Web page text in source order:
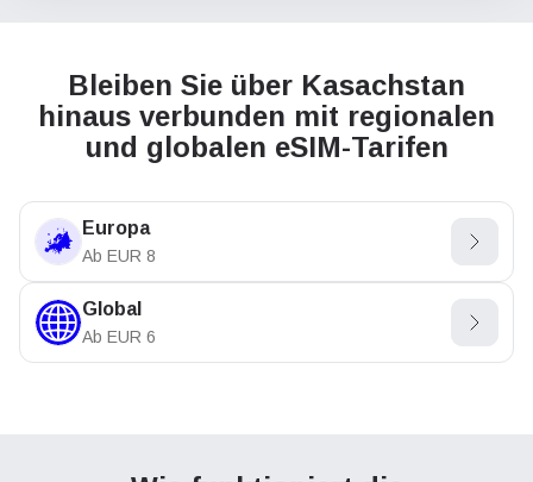
Bleiben Sie über Kasachstan
hinaus verbunden mit regionalen
und globalen eSIM-Tarifen
Europa
Ab EUR 8
Global
Ab EUR 6